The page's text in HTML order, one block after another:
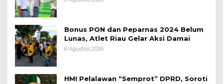
Bonus PON dan Peparnas 2024 Belum
Lunas, Atlet Riau Gelar Aksi Damai
6 Agustus 2026
HMI Pelalawan “Semprot” DPRD, Soroti